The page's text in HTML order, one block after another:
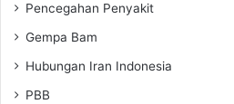
Pencegahan Penyakit
Gempa Bam
Hubungan Iran Indonesia
PBB